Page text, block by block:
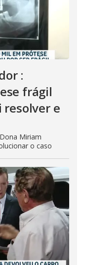
:
frágil
resolver e
Miriam
o caso